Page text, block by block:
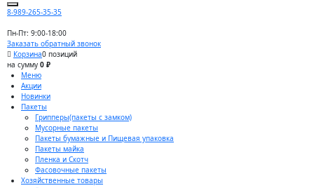
8-989-265-35-35
Пн-Пт: 9:00-18:00
Заказать обратный звонок
Корзина0 позиций
на сумму 0 ₽
Меню
Акции
Новинки
Пакеты
Грипперы(пакеты с замком)
Мусорные пакеты
Пакеты бумажные и Пищевая упаковка
Пакеты майка
Пленка и Скотч
Фасовочные пакеты
Хозяйственные товары